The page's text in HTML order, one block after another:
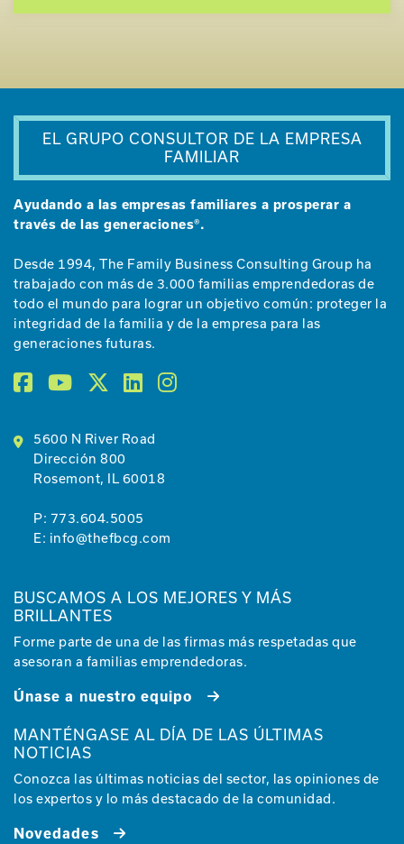
EL GRUPO CONSULTOR DE LA EMPRESA
FAMILIAR
Ayudando a las empresas familiares a prosperar a
través de las generaciones®.
Desde 1994, The Family Business Consulting Group ha
trabajado con más de 3.000 familias emprendedoras de
todo el mundo para lograr un objetivo común: proteger la
integridad de la familia y de la empresa para las
generaciones futuras.
5600 N River Road
Dirección 800
Rosemont, IL 60018
P: 773.604.5005
E: info@thefbcg.com
BUSCAMOS A LOS MEJORES Y MÁS
BRILLANTES
Forme parte de una de las firmas más respetadas que
asesoran a familias emprendedoras.
Únase a nuestro equipo
MANTÉNGASE AL DÍA DE LAS ÚLTIMAS
NOTICIAS
Conozca las últimas noticias del sector, las opiniones de
los expertos y lo más destacado de la comunidad.
Novedades